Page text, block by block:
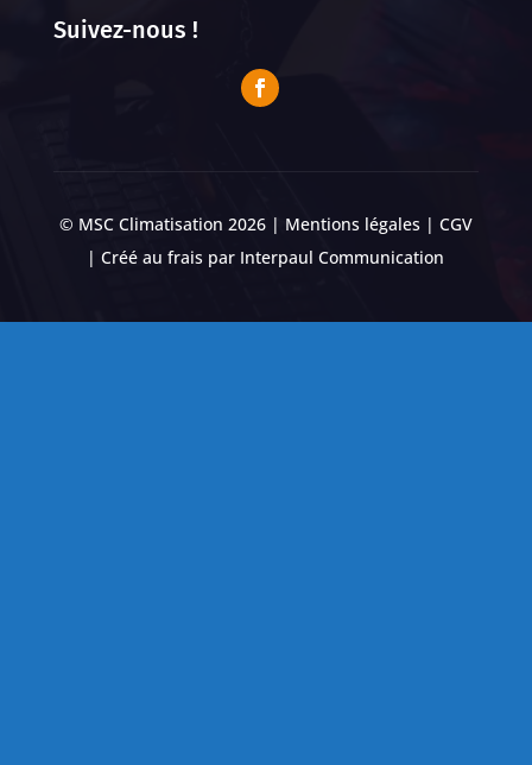
Suivez-nous !
© MSC Climatisation 2026 | Mentions légales| CGV
| Créé au frais par Interpaul Communication